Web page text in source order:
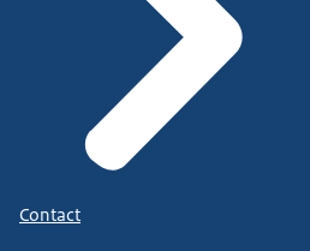
Contact